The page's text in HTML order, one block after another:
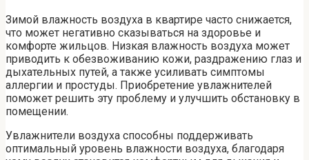
Зимой влажность воздуха в квартире часто снижается,
что может негативно сказываться на здоровье и
комфорте жильцов. Низкая влажность воздуха может
приводить к обезвоживанию кожи, раздражению глаз и
дыхательных путей, а также усиливать симптомы
аллергии и простуды. Приобретение увлажнителей
поможет решить эту проблему и улучшить обстановку в
помещении.
Увлажнители воздуха способны поддерживать
оптимальный уровень влажности воздуха, благодаря